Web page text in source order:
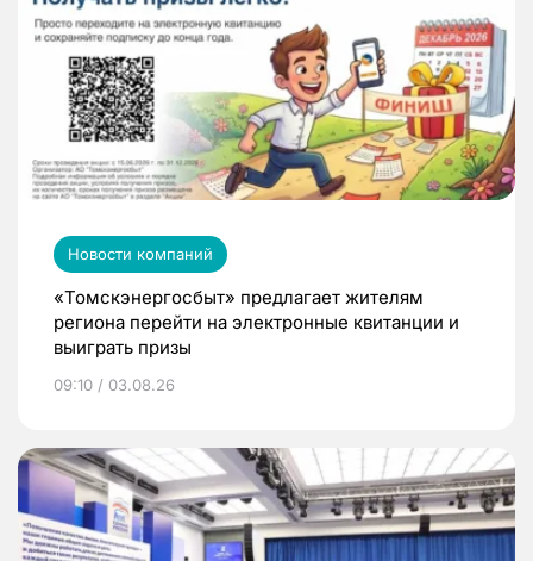
Новости компаний
«Томскэнергосбыт» предлагает жителям
региона перейти на электронные квитанции и
выиграть призы
09:10 / 03.08.26